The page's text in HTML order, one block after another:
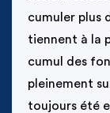
cumuler plus
tiennent à la
cumul des
pleinement
toujours été